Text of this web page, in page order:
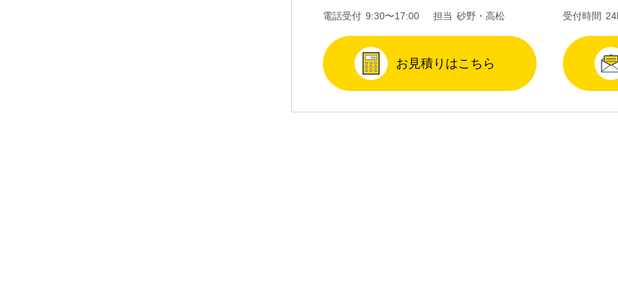
電話受付 9:30〜17:00 担当 砂野・高松
お見積りはこちら
受付時間